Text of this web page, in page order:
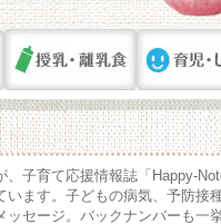
子育て応援情報誌「Happy-
います。子どもの病気、予防接
ッセージ。バックナンバーも一